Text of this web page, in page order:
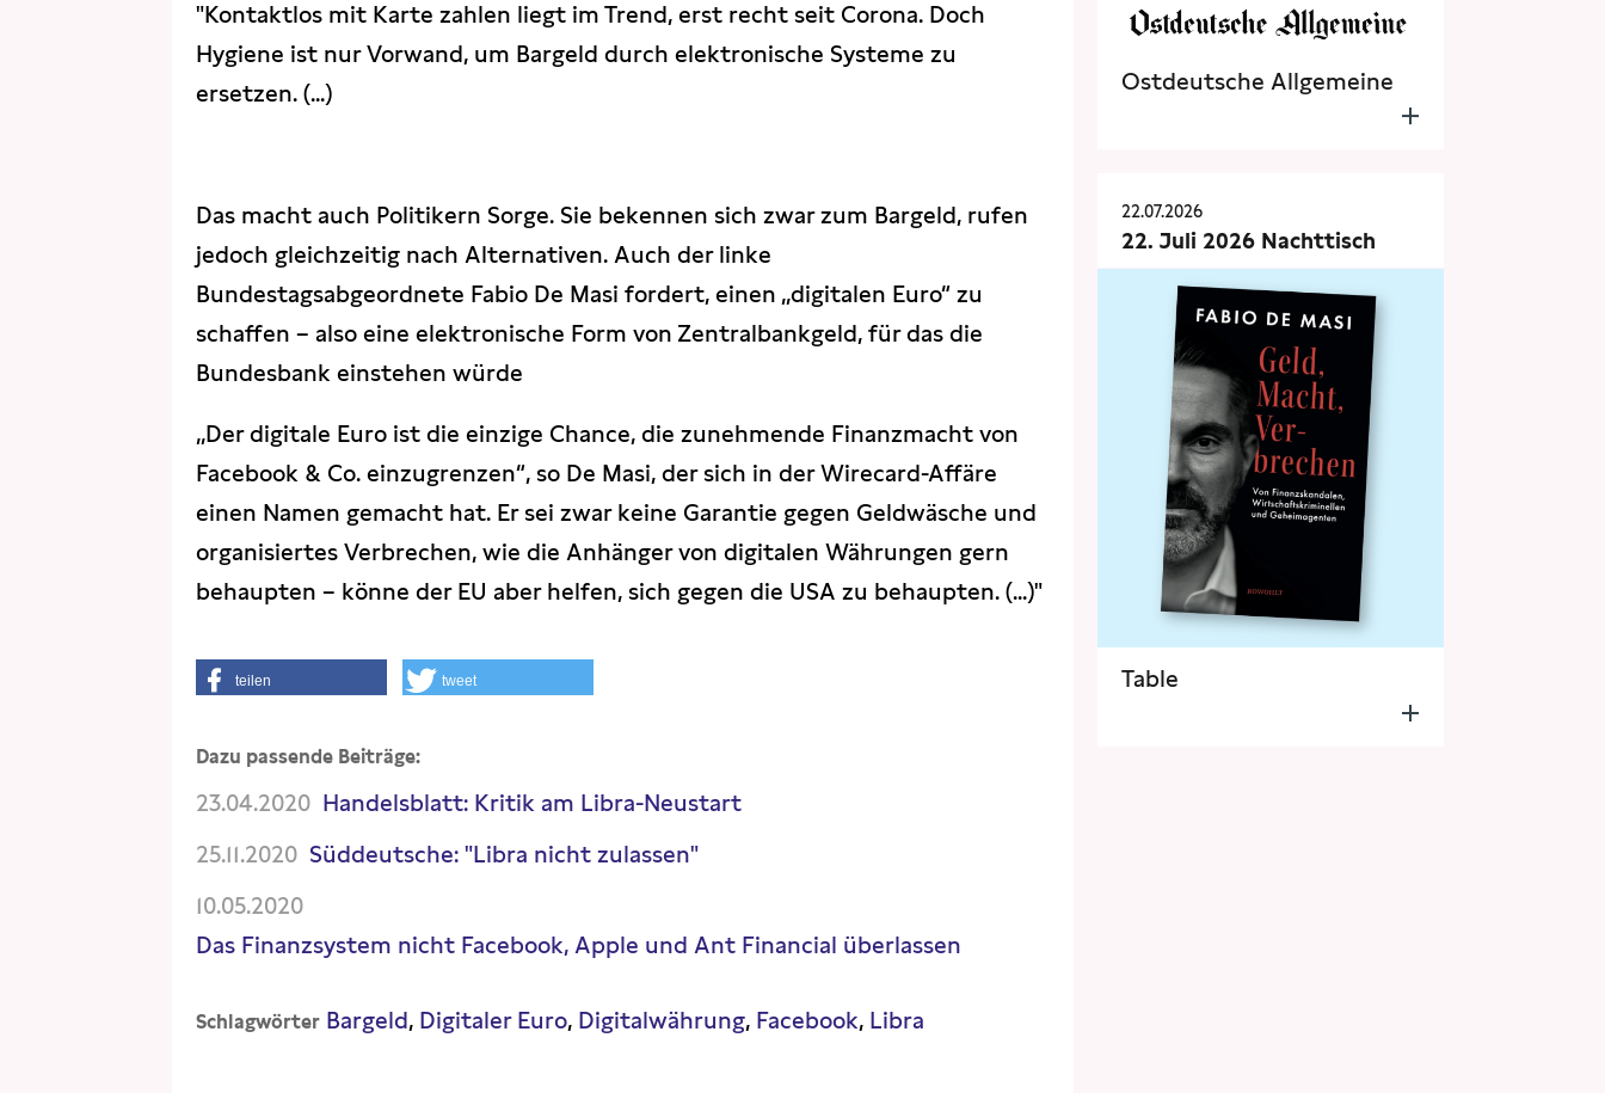
"Kontaktlos mit Karte zahlen liegt im Trend, erst recht seit Corona. Doch
Hygiene ist nur Vorwand, um Bargeld durch elektronische Systeme zu
ersetzen. (...)
Das macht auch Politikern Sorge. Sie bekennen sich zwar zum Bargeld, rufen
jedoch gleichzeitig nach Alternativen. Auch der linke
Bundestagsabgeordnete Fabio De Masi fordert, einen „digitalen Euro“ zu
schaffen – also eine elektronische Form von Zentralbankgeld, für das die
Bundesbank einstehen würde
„Der digitale Euro ist die einzige Chance, die zunehmende Finanzmacht von
Facebook & Co. einzugrenzen“, so De Masi, der sich in der Wirecard-Affäre
einen Namen gemacht hat. Er sei zwar keine Garantie gegen Geldwäsche und
organisiertes Verbrechen, wie die Anhänger von digitalen Währungen gern
behaupten – könne der EU aber helfen, sich gegen die USA zu behaupten. (...)"
teilen tweet
Dazu passende Beiträge:
23.04.2020 Handelsblatt: Kritik am Libra-Neustart
25.11.2020 Süddeutsche: "Libra nicht zulassen"
10.05.2020
Das Finanzsystem nicht Facebook, Apple und Ant Financial überlassen
Schlagwörter Bargeld Digitaler Euro Digitalwährung Facebook Libra
Ostdeutsche Allgemeine
22.07.2026
22. Juli 2026 Nachttisch
Table